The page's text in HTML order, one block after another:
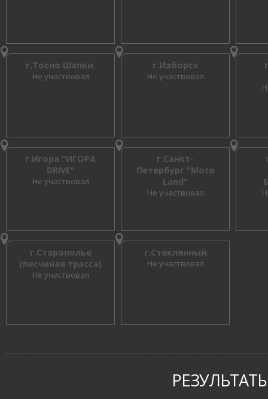
г.Тосно Шапки.
Не участвовал
г.Изборск
Не участвовал
г.Игора "ИГОРА
DRIVE"
Не участвовал
г.Санкт-
Петербург "Moto
Land"
Не участвовал
г.Старополье
(песчаная трасса)
Не участвовал
г.Стеклянный
Не участвовал